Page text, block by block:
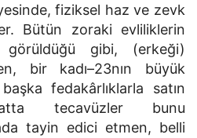
fiziksel haz ve zevk
Bütün zoraki evliliklerin
görüldüğü gibi, (erkeği)
bir kadı–23nın büyük
fedakârlıklarla satın
tecavüzler bunu
tayin edici etmen, belli